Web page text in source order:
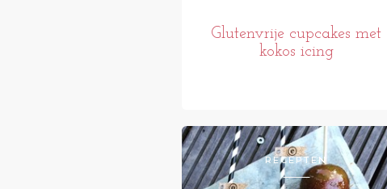
Glutenvrije cupcakes met
kokos icing
RECEPTEN